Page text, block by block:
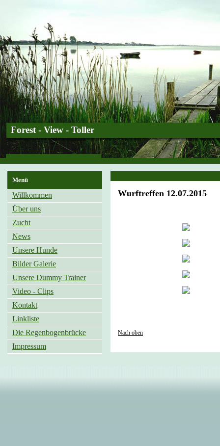
Forest - View - Toller
Menü
Willkommen
Über uns
Zucht
News
Unsere Hunde
Bilder Galerie
Unsere Dummy Trainer
Video - Clips
Kontakt
Linkliste
Die Regenbogenbrücke
Impressum
Wurftreffen 12.07.2015
Nach oben